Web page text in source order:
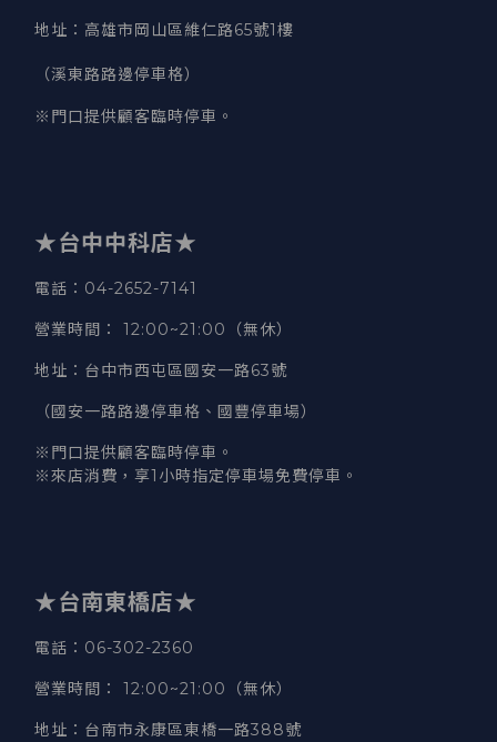
地址 ： 高雄市岡山區維仁路65號1樓
（溪東路路邊停車格）
※門口提供顧客臨時停車。
★台中中科店★
電話 ：04-2652-7141
營業時間 ： 12:00~21:00（無休）
地址 ：台中市西屯區國安一路63號
（國安一路路邊停車格、國豐停車場）
※門口提供顧客臨時停車。
※來店消費，享1小時指定停車場免費停車。
★台南東橋店★
電話 ：06-302-2360
營業時間 ： 12:00~21:00（無休）
地址 ：台南市永康區東橋一路388號